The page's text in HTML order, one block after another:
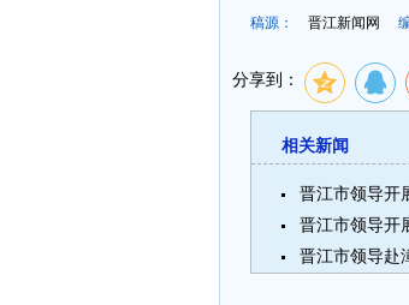
稿源： 晋江新闻网
分享到：
相关新闻
晋江市领导开
晋江市领导开
晋江市领导赴